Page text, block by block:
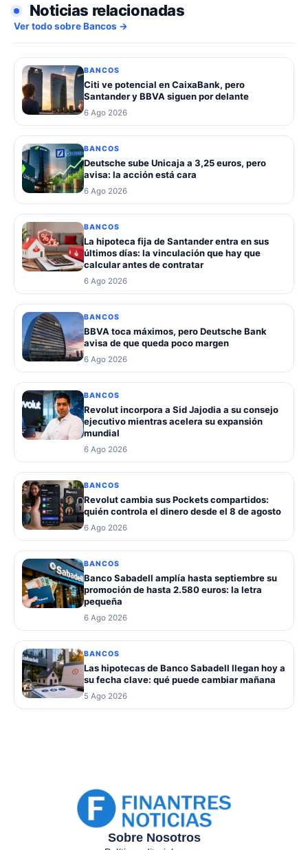
Noticias relacionadas
Ver todo sobre Bancos →
BANCOS
Citi ve potencial en CaixaBank, pero
Santander y BBVA siguen por delante
6 Ago 2026
BANCOS
Deutsche sube Unicaja a 3,25 euros, pero
avisa: la acción está cara
6 Ago 2026
BANCOS
La hipoteca fija de Santander entra en sus
últimos días: la vinculación que hay que
calcular antes de contratar
6 Ago 2026
BANCOS
BBVA toca máximos, pero Deutsche Bank
avisa de que queda poco margen
6 Ago 2026
BANCOS
Revolut incorpora a Sid Jajodia a su consejo
ejecutivo mientras acelera su expansión
mundial
6 Ago 2026
BANCOS
Revolut cambia sus Pockets compartidos:
quién controla el dinero desde el 8 de agosto
6 Ago 2026
BANCOS
Banco Sabadell amplía hasta septiembre su
promoción de hasta 2.580 euros: la letra
pequeña
6 Ago 2026
BANCOS
Las hipotecas de Banco Sabadell llegan hoy a
su fecha clave: qué puede cambiar mañana
5 Ago 2026
Sobre Nosotros